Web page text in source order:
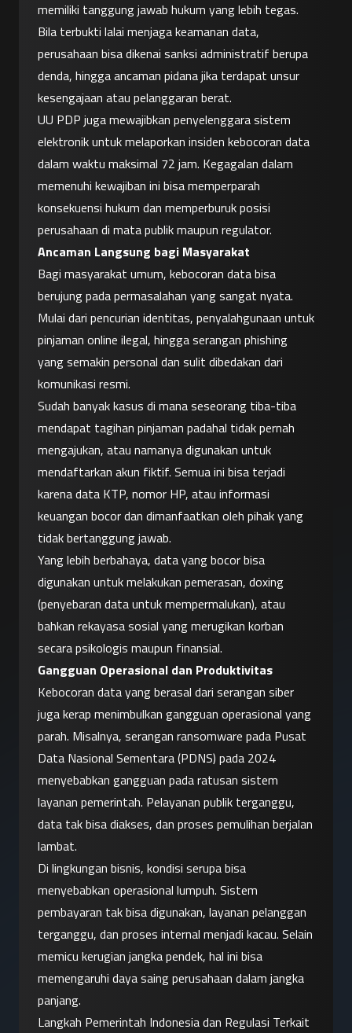
memiliki tanggung jawab hukum yang lebih tegas.
Bila terbukti lalai menjaga keamanan data,
perusahaan bisa dikenai sanksi administratif berupa
denda, hingga ancaman pidana jika terdapat unsur
kesengajaan atau pelanggaran berat.
UU PDP juga mewajibkan penyelenggara sistem
elektronik untuk melaporkan insiden kebocoran data
dalam waktu maksimal 72 jam. Kegagalan dalam
memenuhi kewajiban ini bisa memperparah
konsekuensi hukum dan memperburuk posisi
perusahaan di mata publik maupun regulator.
Ancaman Langsung bagi Masyarakat
Bagi masyarakat umum, kebocoran data bisa
berujung pada permasalahan yang sangat nyata.
Mulai dari pencurian identitas, penyalahgunaan untuk
pinjaman online ilegal, hingga serangan phishing
yang semakin personal dan sulit dibedakan dari
komunikasi resmi.
Sudah banyak kasus di mana seseorang tiba-tiba
mendapat tagihan pinjaman padahal tidak pernah
mengajukan, atau namanya digunakan untuk
mendaftarkan akun fiktif. Semua ini bisa terjadi
karena data KTP, nomor HP, atau informasi
keuangan bocor dan dimanfaatkan oleh pihak yang
tidak bertanggung jawab.
Yang lebih berbahaya, data yang bocor bisa
digunakan untuk melakukan pemerasan, doxing
(penyebaran data untuk mempermalukan), atau
bahkan rekayasa sosial yang merugikan korban
secara psikologis maupun finansial.
Gangguan Operasional dan Produktivitas
Kebocoran data yang berasal dari serangan siber
juga kerap menimbulkan gangguan operasional yang
parah. Misalnya, serangan ransomware pada Pusat
Data Nasional Sementara (PDNS) pada 2024
menyebabkan gangguan pada ratusan sistem
layanan pemerintah. Pelayanan publik terganggu,
data tak bisa diakses, dan proses pemulihan berjalan
lambat.
Di lingkungan bisnis, kondisi serupa bisa
menyebabkan operasional lumpuh. Sistem
pembayaran tak bisa digunakan, layanan pelanggan
terganggu, dan proses internal menjadi kacau. Selain
memicu kerugian jangka pendek, hal ini bisa
memengaruhi daya saing perusahaan dalam jangka
panjang.
Langkah Pemerintah Indonesia dan Regulasi Terkait